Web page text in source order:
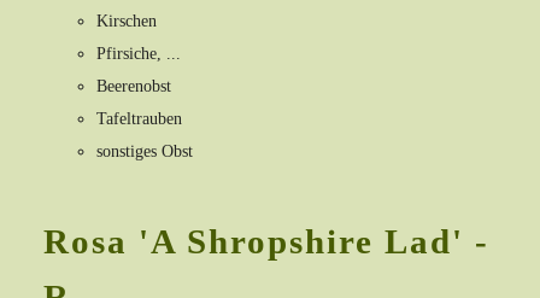
Kirschen
Pfirsiche, ...
Beerenobst
Tafeltrauben
sonstiges Obst
Rosa 'A Shropshire Lad' -